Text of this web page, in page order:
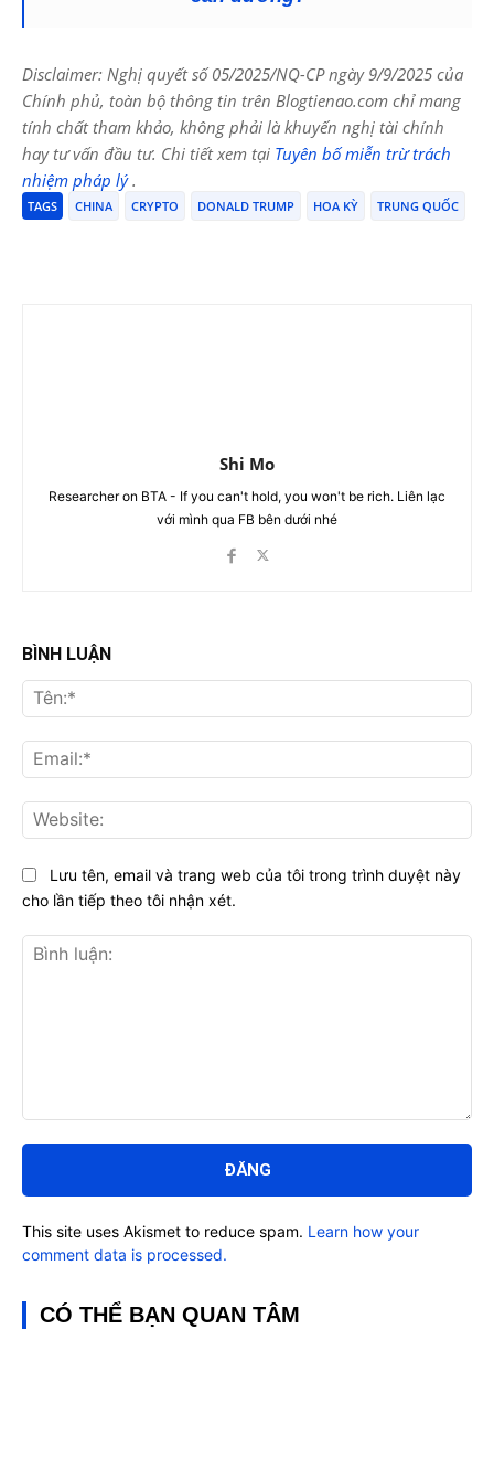
Disclaimer: Nghị quyết số 05/2025/NQ-CP ngày 9/9/2025 của
Chính phủ, toàn bộ thông tin trên Blogtienao.com chỉ mang
tính chất tham khảo, không phải là khuyến nghị tài chính
hay tư vấn đầu tư. Chi tiết xem tại Tuyên bố miễn trừ trách
nhiệm pháp lý.
TAGS CHINA CRYPTO DONALD TRUMP HOA KỲ TRUNG QUỐC
Shi Mo
Researcher on BTA - If you can't hold, you won't be rich. Liên lạc
với mình qua FB bên dưới nhé
BÌNH LUẬN
luận:
Lưu tên, email và trang web của tôi trong trình duyệt này
cho lần tiếp theo tôi nhận xét.
This site uses Akismet to reduce spam. Learn how your
comment data is processed.
CÓ THỂ BẠN QUAN TÂM